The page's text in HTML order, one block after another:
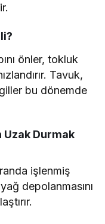
önler, tokluk
Tavuk,
bu dönemde
Uzak Durmak
işlenmiş
depolanmasını